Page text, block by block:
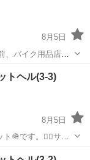
8月5日
バイク用品店で
分かりませんが、
と思われます。
トヘル(3-3)
8月5日
🪖です。🙇‍♀️サイ
イクに合う無難な
ト